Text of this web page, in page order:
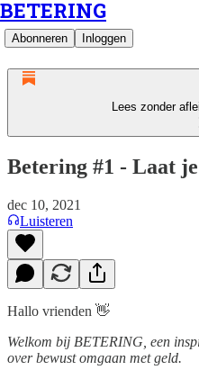
BETERING
Abonneren Inloggen
Lees zonder
Betering #1 - Laat
dec 10, 2021
Luisteren
Hallo vrienden 👋
Welkom bij BETERING, een
over bewust omgaan met geld.